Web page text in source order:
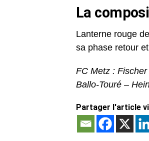
La
Lanterne rouge
sa phase retour
FC Metz :
Ballo-Touré –
Partager l'article